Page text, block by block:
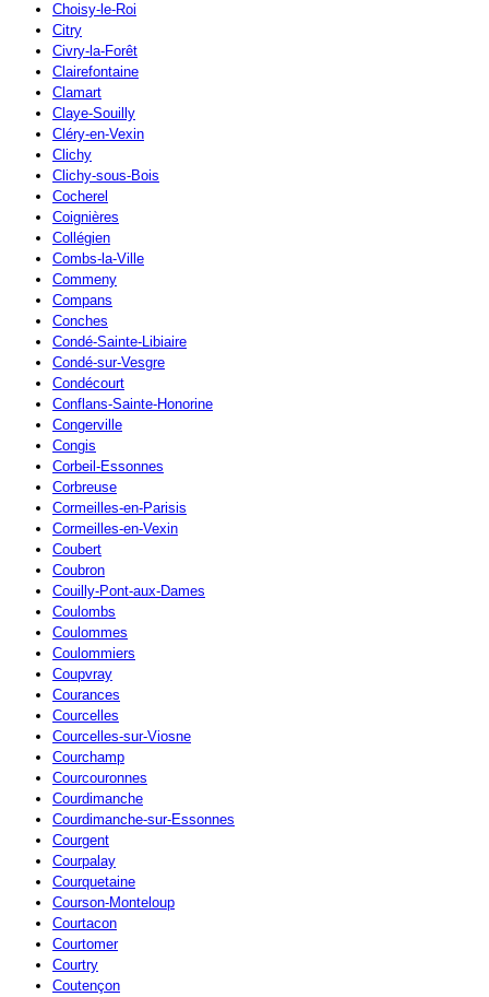
Choisy-le-Roi
Citry
Civry-la-Forêt
Clairefontaine
Clamart
Claye-Souilly
Cléry-en-Vexin
Clichy
Clichy-sous-Bois
Cocherel
Coignières
Collégien
Combs-la-Ville
Commeny
Compans
Conches
Condé-Sainte-Libiaire
Condé-sur-Vesgre
Condécourt
Conflans-Sainte-Honorine
Congerville
Congis
Corbeil-Essonnes
Corbreuse
Cormeilles-en-Parisis
Cormeilles-en-Vexin
Coubert
Coubron
Couilly-Pont-aux-Dames
Coulombs
Coulommes
Coulommiers
Coupvray
Courances
Courcelles
Courcelles-sur-Viosne
Courchamp
Courcouronnes
Courdimanche
Courdimanche-sur-Essonnes
Courgent
Courpalay
Courquetaine
Courson-Monteloup
Courtacon
Courtomer
Courtry
Coutençon